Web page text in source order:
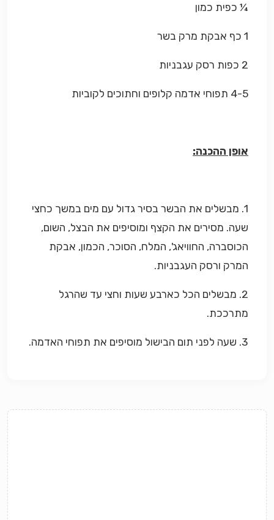
¼ כפית כמון
1 כף אבקת מרק בשר
2 כפות רסק עגבניות
4-5 תפוחי אדמה קלופים וחתוכים לקוביות
אופן ההכנה:
1. מבשלים את הבשר בסיר גדול עם מים במשך כחצי
שעה. מסירים את הקצף ומוסיפים את הבצל, השום,
הכוסברה, החוויאג', המלח, הסוכר, הכמון, אבקת
המרק ורסק העגבניות.
2. מבשלים הכל כארבע שעות וחצי עד שהרגל
מתרככת.
3. שעה לפני תום הבישול מוסיפים את תפוחי האדמה.